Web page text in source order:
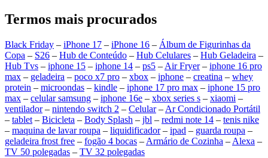
Termos mais procurados
Black Friday – iPhone 17 – iPhone 16 – Álbum de Figurinhas da
Copa – S26 – Hub de Conteúdo – Hub Celulares – Hub Geladeira –
Hub Tvs – iphone 15 – iphone 14 – ps5 – Air Fryer– iphone 16 pro
max – geladeira – poco x7 pro – xbox – iphone – creatina – whey
protein – microondas – kindle – iphone 17 pro max – iphone 15 pro
max – celular samsung – iphone 16e – xbox series s – xiaomi –
ventilador– nintendo switch 2 – Celular– Ar Condicionado Portátil
– tablet – Bicicleta – Body Splash – jbl – redmi note 14 – tenis nike
– maquina de lavar roupa – liquidificador– ipad – guarda roupa –
geladeira frost free – fogão 4 bocas – Armário de Cozinha – Alexa –
TV 50 polegadas – TV 32 polegadas